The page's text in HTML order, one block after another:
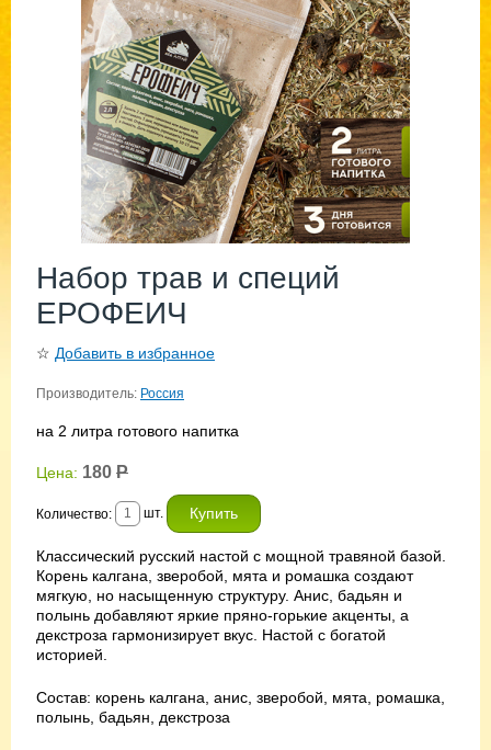
Набор трав и специй
ЕРОФЕИЧ
☆ Добавить в избранное
Производитель: Россия
на 2 литра готового напитка
Цена: 180 Р
Количество: шт.
Классический русский настой с мощной травяной базой.
Корень калгана, зверобой, мята и ромашка создают
мягкую, но насыщенную структуру. Анис, бадьян и
полынь добавляют яркие пряно-горькие акценты, а
декстроза гармонизирует вкус. Настой с богатой
историей.
Состав: корень калгана, анис, зверобой, мята, ромашка,
полынь, бадьян, декстроза